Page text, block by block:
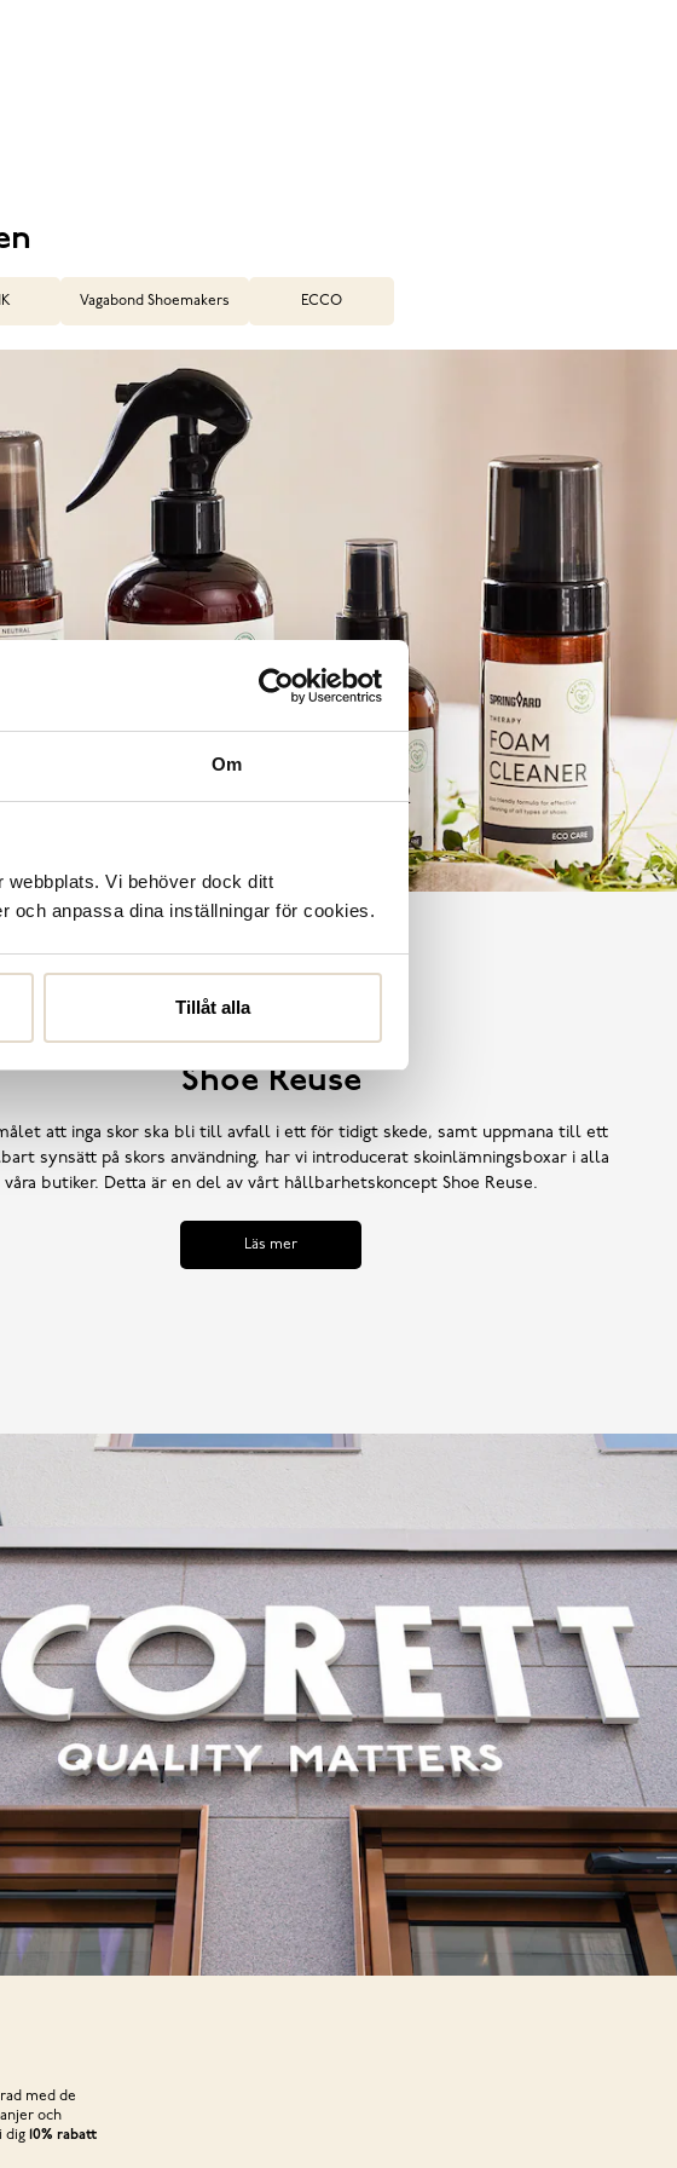
Om
Vi behöver dock ditt
och anpassa dina inställningar för cookies.
Tillåt alla
Vagabond Shoemakers ECCO
Shoe Reuse
att inga skor ska bli till avfall i ett för tidigt skede, samt uppmana till ett
synsätt på skors användning, har vi introducerat skoinlämningsboxar i alla
våra butiker. Detta är en del av vårt hållbarhetskoncept Shoe Reuse.
Läs mer
med de
och
dig 10% rabatt